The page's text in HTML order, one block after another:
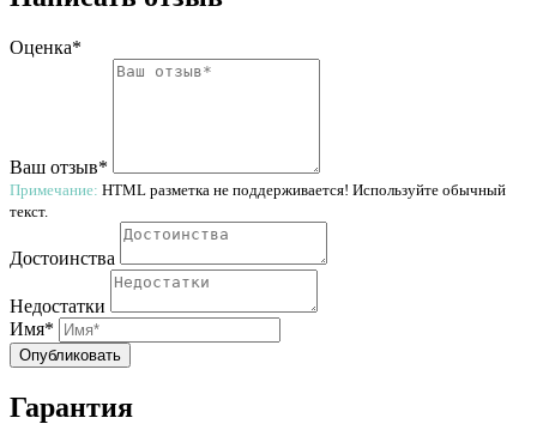
Оценка*
Ваш отзыв*
Примечание: HTML разметка не поддерживается! Используйте обычный
текст.
Достоинства
Недостатки
Имя*
Опубликовать
Гарантия